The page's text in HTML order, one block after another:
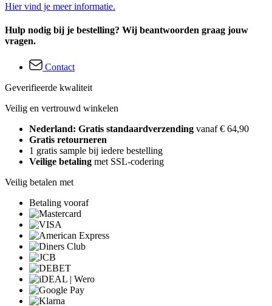
Hier vind je meer informatie.
Hulp nodig bij je bestelling? Wij beantwoorden graag jouw
vragen.
Contact
Geverifieerde kwaliteit
Veilig en vertrouwd winkelen
Nederland: Gratis standaardverzending vanaf € 64,90
Gratis retourneren
1 gratis sample bij iedere bestelling
Veilige betaling met SSL-codering
Veilig betalen met
Betaling vooraf